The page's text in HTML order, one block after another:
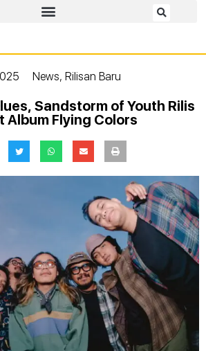
News, Rilisan Baru
Sandstorm of Youth Rilis
Album Flying Colors